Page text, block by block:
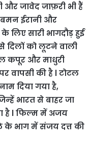
जावेद जाफ़री भी हैं
ईरानी और
लिए सारी भागदौड़ हुई
दिलों को लूटने वाली
कपूर और माधुरी
वापसी की है l टोटल
दिया गया है,
भारत से बाहर जा
है l फिल्म में अजय
के भाग में संजय दत्त की